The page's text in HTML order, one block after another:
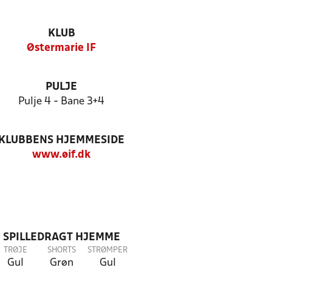
KLUB
Østermarie IF
PULJE
Pulje 4 - Bane 3+4
KLUBBENS HJEMMESIDE
www.øif.dk
SPILLEDRAGT HJEMME
TRØJE
Gul
SHORTS
Grøn
STRØMPER
Gul